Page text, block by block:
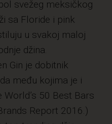
svežeg meksičkog
sa Floride i pink
u svakoj maloj
džina.
Gin je dobitnik
među kojima je i
World’s 50 Best Bars
Report 2016.)